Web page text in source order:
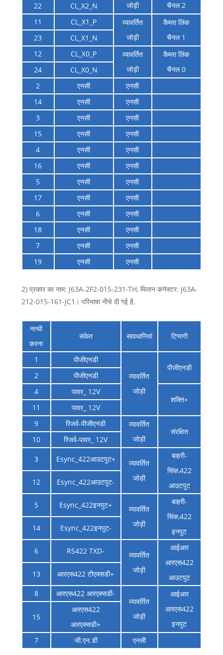
जोड़ी
चैनल 2
22
CL_X2_N
11
CL_X1_P
व्यावर्तित
जोड़ी
कैमरा लिंक
चैनल 1
23
CL_X1_N
12
CL_X0_P
व्यावर्तित
जोड़ी
कैमरा लिंक
चैनल 0
24
CL_X0_N
2
एनसी
एनसी
14
एनसी
एनसी
3
एनसी
एनसी
15
एनसी
एनसी
4
एनसी
एनसी
16
एनसी
एनसी
5
एनसी
एनसी
17
एनसी
एनसी
6
एनसी
एनसी
18
एनसी
एनसी
7
एनसी
एनसी
19
एनसी एनसी
2) प्रकार का नाम: J63A-2F2-015-231-TH, मिलान कनेक्टर: J63A-
212-015-161-JC1। परिभाषा नीचे दी गई है,
नत्थी
करना
संकेत सावधानियां टिप्पणी
1
पीजीएनडी
व्यावर्तित
जोड़ी
पीजीएनडी
2
पीजीएनडी
4
पावर_ 12V
शक्ति+
11
पावर_ 12V
9
रिजर्व-पीजीएनडी
व्यावर्तित
जोड़ी
संरक्षित
10
रिजर्व-पावर_ 12V
3 Esync_422आउटपुट+
व्यावर्तित
जोड़ी
बाहरी-
सिंक,422
आउटपुट
12 Esync_422आउटपुट-
5 Esync_422इनपुट+
व्यावर्तित
जोड़ी
बाहरी-
सिंक,422
इनपुट
14 Esync_422इनपुट-
6 RS422 TXD-
व्यावर्तित
जोड़ी
आईआर
आरएस422
आउटपुट
13 आरएस422 टीएक्सडी+
8
आरएस422 आरएक्सडी-
व्यावर्तित
जोड़ी
आईआर
आरएस422
इनपुट
15
आरएस422
आरएक्सडी+
7
जी.एन.डी एनसी